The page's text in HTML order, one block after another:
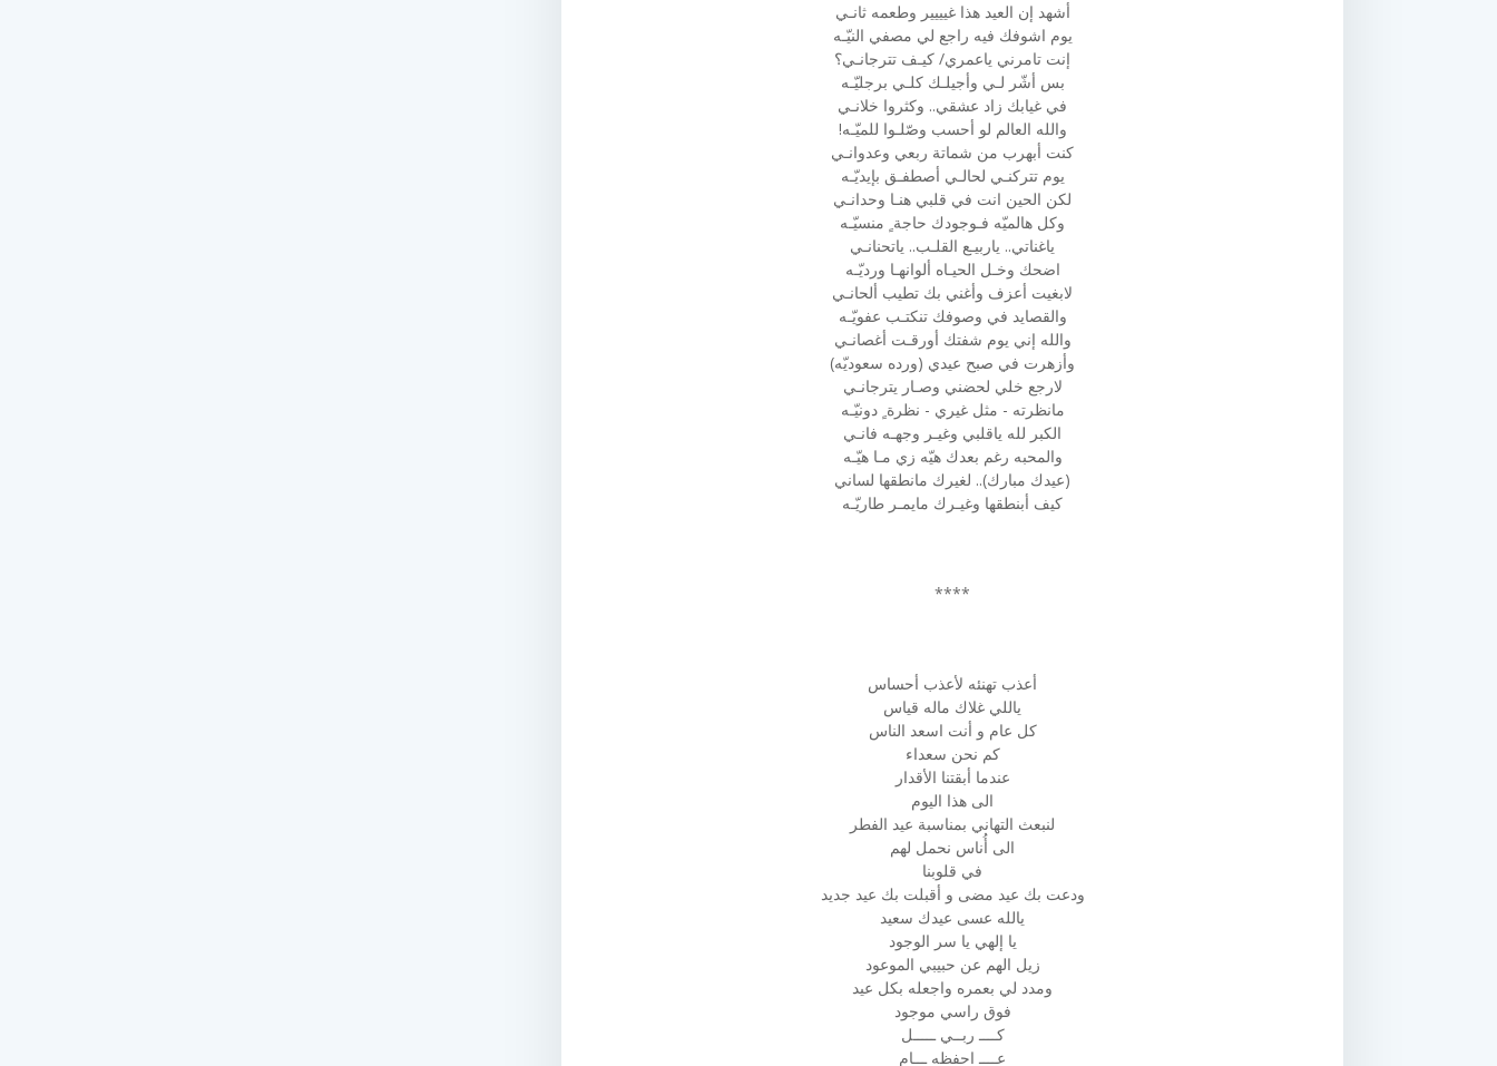
أشهد إن العيد هذا غيييير وطعمه ثانـي
يوم اشوفك فيه راجع لي مصفي النيّـه
إنت تامرني ياعمري/ كيـف تترجانـي؟
بس أشّر لـي وأجيلـك كلـي برجليّـه
في غيابك زاد عشقي.. وكثروا خلانـي
والله العالم لو أحسب وصّلـوا للميّـه!
كنت أبهرب من شماتة ربعي وعدوانـي
يوم تتركنـي لحالـي أصطفـق بإيديّـه
لكن الحين انت في قلبي هنـا وحدانـي
وكل هالميّه فـوجودك حاجة ٍ منسيّـه
ياغناتي.. ياربيـع القلـب.. ياتحنانـي
اضحك وخـل الحيـاه ألوانهـا ورديّـه
لابغيت أعزف وأغني بك تطيب ألحانـي
والقصايد في وصوفك تنكتـب عفويّـه
والله إني يوم شفتك أورقـت أغصانـي
وأزهرت في صبح عيدي (ورده سعوديّه)
لارجع خلي لحضني وصـار يترجانـي
مانظرته - مثل غيري - نظرة ٍ دونيّـه
الكبر لله ياقلبي وغيـر وجهـه فانـي
والمحبه رغم بعدك هيّه زي مـا هيّـه
(عيدك مبارك).. لغيرك مانطقها لساني
كيف أبنطقها وغيـرك مايمـر طاريّـه
****
أعذب تهنئه لأعذب أحساس
ياللي غلاك ماله قياس
كل عام و أنت اسعد الناس
كم نحن سعداء
عندما أبقتنا الأقدار
الى هذا اليوم
لنبعث التهاني بمناسبة عيد الفطر
الى أُناس نحمل لهم
في قلوبنا
ودعت بك عيد مضى و أقبلت بك عيد جديد
يالله عسى عيدك سعيد
يا إلهي يا سر الوجود
زيل الهم عن حبيبي الموعود
ومدد لي بعمره واجعله بكل عيد
فوق راسي موجود
كــــ ربــي ـــــل
عــــ احفظه ـــام